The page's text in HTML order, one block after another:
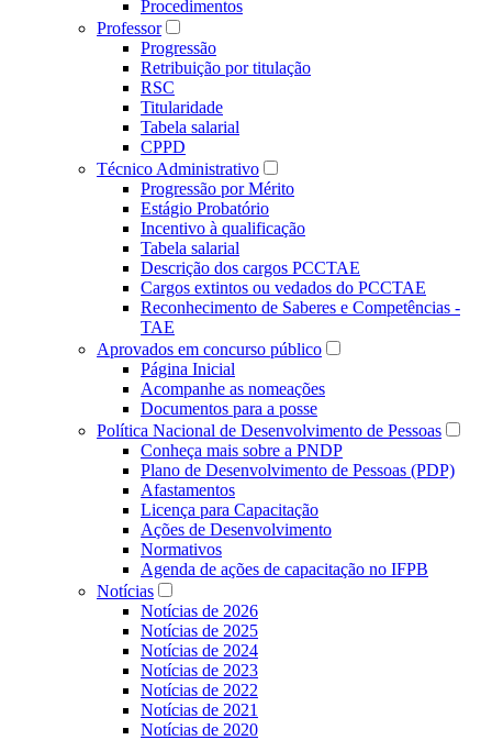
Procedimentos
Professor
Progressão
Retribuição por titulação
RSC
Titularidade
Tabela salarial
CPPD
Técnico Administrativo
Progressão por Mérito
Estágio Probatório
Incentivo à qualificação
Tabela salarial
Descrição dos cargos PCCTAE
Cargos extintos ou vedados do PCCTAE
Reconhecimento de Saberes e Competências -
TAE
Aprovados em concurso público
Página Inicial
Acompanhe as nomeações
Documentos para a posse
Política Nacional de Desenvolvimento de Pessoas
Conheça mais sobre a PNDP
Plano de Desenvolvimento de Pessoas (PDP)
Afastamentos
Licença para Capacitação
Ações de Desenvolvimento
Normativos
Agenda de ações de capacitação no IFPB
Notícias
Notícias de 2026
Notícias de 2025
Notícias de 2024
Notícias de 2023
Notícias de 2022
Notícias de 2021
Notícias de 2020